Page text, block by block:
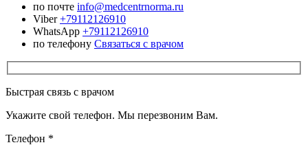
по почте info@medcentrnorma.ru
Viber +79112126910
WhatsApp +79112126910
по телефону Связаться с врачом
Быстрая связь с врачом
Укажите свой телефон. Мы перезвоним Вам.
Телефон *